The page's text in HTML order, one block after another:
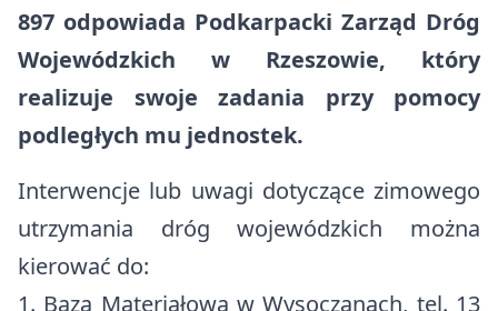
897 odpowiada Podkarpacki Zarząd Dróg
Wojewódzkich w Rzeszowie, który
realizuje swoje zadania przy pomocy
podległych mu jednostek.
Interwencje lub uwagi dotyczące zimowego
utrzymania dróg wojewódzkich można
kierować do:
1. Baza Materiałowa w Wysoczanach, tel. 13